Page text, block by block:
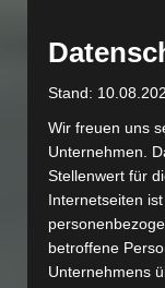
Stand:
Wir freuen uns
Unternehmen.
Stellenwert für
Internetseiten
betroffene
Unternehmens